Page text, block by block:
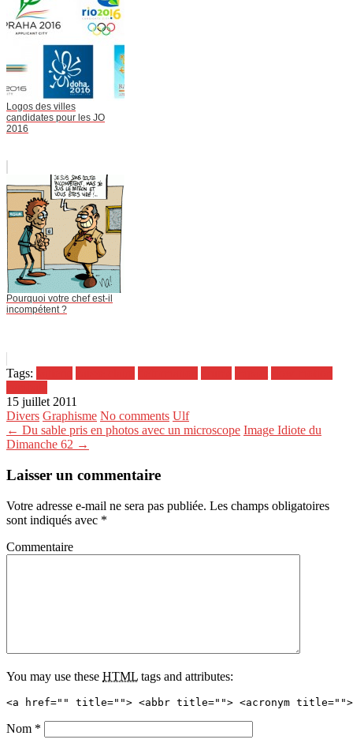
Logos des villes
candidates pour les JO
2016
Pourquoi votre chef est-il
incompétent ?
Tags:
15 juillet 2011
Divers Graphisme No comments Ulf
← Du sable pris en photos avec un microscope Image Idiote du
Dimanche 62 →
Laisser un commentaire
Votre adresse e-mail ne sera pas publiée. Les champs obligatoires
sont indiqués avec *
Commentaire
You may use these HTML tags and attributes:
<a href="" title=""> <abbr title=""> <acronym title="">
Nom *